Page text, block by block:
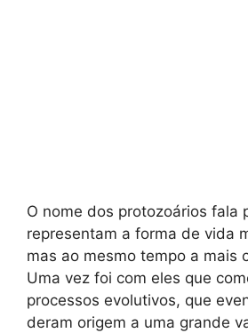
O nome dos protozoários fala
representam a forma de vida
mas ao mesmo tempo a mais
Uma vez foi com eles que
processos evolutivos, que
deram origem a uma grande